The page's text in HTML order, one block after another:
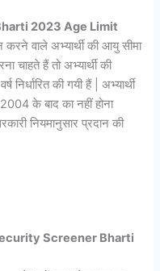
2023 Age Limit
वाले अभ्यार्थी की आयु सीमा
हैं तो अभ्यार्थी की
की गयी हैं | अभ्यार्थी
के बाद का नहीं होना
नियमानुसार प्रदान की
Screener Bharti